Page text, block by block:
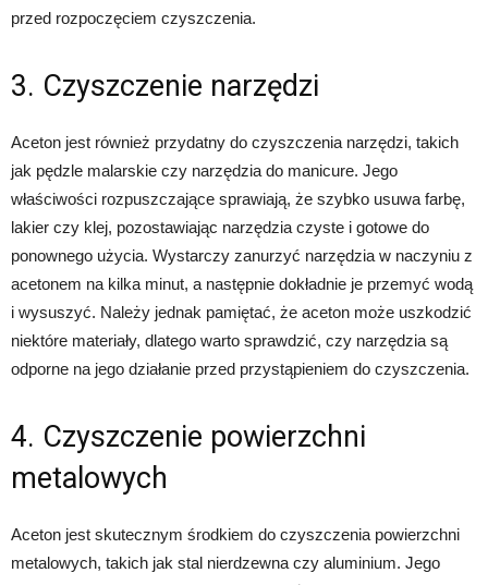
przed rozpoczęciem czyszczenia.
3. Czyszczenie narzędzi
Aceton jest również przydatny do czyszczenia narzędzi, takich
jak pędzle malarskie czy narzędzia do manicure. Jego
właściwości rozpuszczające sprawiają, że szybko usuwa farbę,
lakier czy klej, pozostawiając narzędzia czyste i gotowe do
ponownego użycia. Wystarczy zanurzyć narzędzia w naczyniu z
acetonem na kilka minut, a następnie dokładnie je przemyć wodą
i wysuszyć. Należy jednak pamiętać, że aceton może uszkodzić
niektóre materiały, dlatego warto sprawdzić, czy narzędzia są
odporne na jego działanie przed przystąpieniem do czyszczenia.
4. Czyszczenie powierzchni
metalowych
Aceton jest skutecznym środkiem do czyszczenia powierzchni
metalowych, takich jak stal nierdzewna czy aluminium. Jego